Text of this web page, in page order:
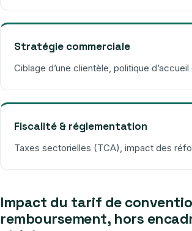
Stratégie commerciale
Ciblage d’une clientèle, politique
Fiscalité & réglementation
Taxes sectorielles (TCA), impact des
Impact du tarif de
remboursement, hors